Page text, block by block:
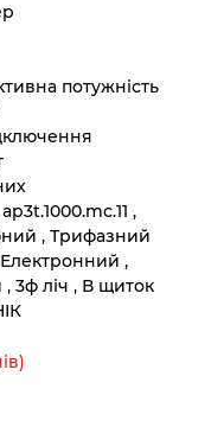
потужність
,
, Трифазний
,
3ф ліч , В щиток